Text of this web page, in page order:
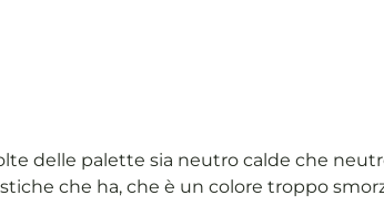
delle palette sia neutro calde che
che ha, che è un colore troppo